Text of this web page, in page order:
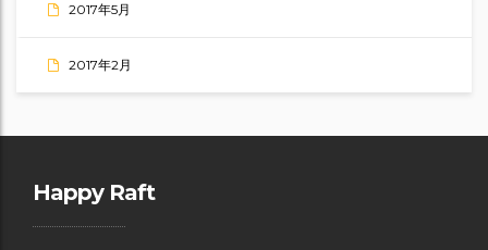
2017年5月
2017年2月
Happy Raft